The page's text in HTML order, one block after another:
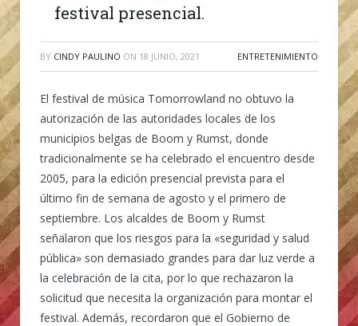
festival presencial.
BY CINDY PAULINO ON 18 JUNIO, 2021 ENTRETENIMIENTO
El festival de música Tomorrowland no obtuvo la
autorización de las autoridades locales de los
municipios belgas de Boom y Rumst, donde
tradicionalmente se ha celebrado el encuentro desde
2005, para la edición presencial prevista para el
último fin de semana de agosto y el primero de
septiembre. Los alcaldes de Boom y Rumst
señalaron que los riesgos para la «seguridad y salud
pública» son demasiado grandes para dar luz verde a
la celebración de la cita, por lo que rechazaron la
solicitud que necesita la organización para montar el
festival. Además, recordaron que el Gobierno de